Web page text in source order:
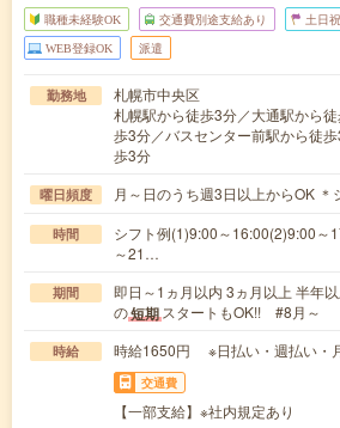
職種未経験OK 交通費別途支給あり 土日
WEB登録OK 派遣
勤務地
札幌市中央区
札幌駅から徒歩3分／大通駅から
歩3分／バスセンター前駅から徒
歩3分
曜日頻度 月～日のうち週3日以上からOK ＊
時間
シフト例(1)9:00～16:00(2)9:00～
～21…
期間
即日～1ヵ月以内 3ヵ月以上 半年
の短期 スタートもOK!! #8月～
時給 時給1650円 ※日払い・週払い・
交通費
【一部支給】※社内規定あり